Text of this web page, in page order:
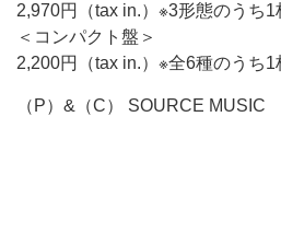
2,970円（tax in.）※3形態のうち1
＜コンパクト盤＞
2,200円（tax in.）※全6種のうち1
（P）&（C） SOURCE MUSIC